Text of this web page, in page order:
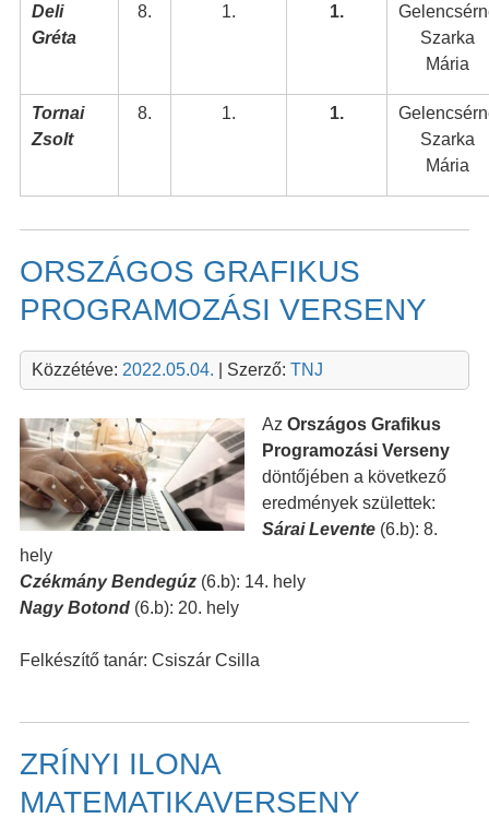
Deli
Gréta
8. 1. 1.
Szarka
Mária
Tornai
Zsolt
8. 1. 1.
Szarka
Mária
ORSZÁGOS GRAFIKUS
PROGRAMOZÁSI VERSENY
Közzétéve: 2022.05.04. | Szerző: TNJ
Az Országos Grafikus
Programozási Verseny
döntőjében a következő
eredmények születtek:
Sárai Levente(6.b): 8.
hely
Czékmány Bendegúz(6.b): 14. hely
Nagy Botond(6.b): 20. hely
Felkészítő tanár: Csiszár Csilla
ZRÍNYI ILONA
MATEMATIKAVERSENY